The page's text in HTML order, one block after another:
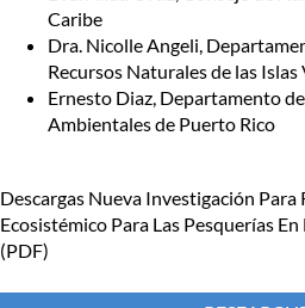
Caribe
Dra. Nicolle Angeli,
Recursos Naturales de las Islas
Ernesto Diaz, Departamento
Ambientales de Puerto Rico
Descargas Nueva Investigación Para
Ecosistémico Para Las Pesquerías
(PDF)